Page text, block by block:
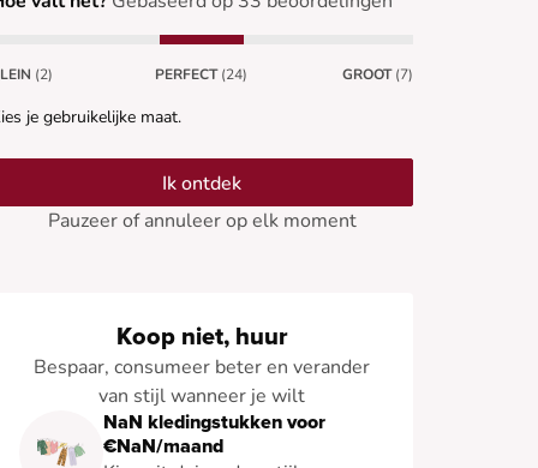
(2) PERFECT (24) GROOT (7)
je gebruikelijke maat.
Ik ontdek
Pauzeer of annuleer op elk moment
Koop niet, huur
Bespaar, consumeer beter en verander
van stijl wanneer je wilt
NaN kledingstukken voor
€NaN/maand